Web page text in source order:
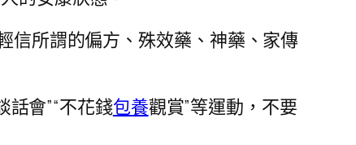
信所謂的偏方、殊效藥、神藥、家傳
話會”“不花錢包養觀賞”等運動，不要